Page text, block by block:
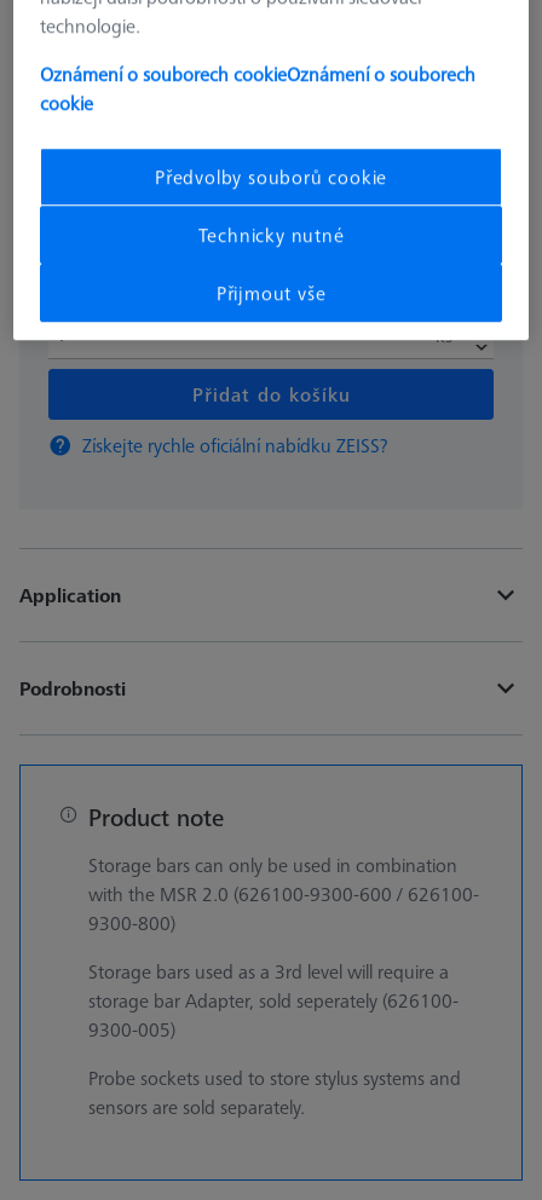
Úložná lišta pro MSR 2.0 X=500
626100-9300-001
126,74 € bez DPH
ks
Přidat do košíku
Získejte rychle oficiální nabídku ZEISS?
Application
Podrobnosti
Product note
Storage bars can only be used in combination
with the MSR 2.0 (626100-9300-600 / 626100-
9300-800)
Storage bars used as a 3rd level will require a
storage bar Adapter, sold seperately (626100-
9300-005)
Probe sockets used to store stylus systems and
sensors are sold separately.
technologie.
Oznámení o souborech cookieOznámení o souborech
cookie
Předvolby souborů cookie
Technicky nutné
Přijmout vše